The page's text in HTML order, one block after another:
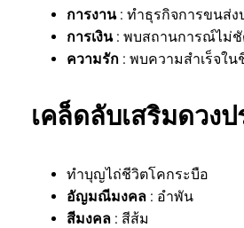
การงาน : ทำธุรกิจการขนส่ง
การเงิน : พบสถานการณ์ไม่ชั
ความรัก : พบความสำเร็จใน
เคล็ดลับเสริมดวง
ทำบุญไถ่ชีวิตโคกระบือ
อัญมณีมงคล : อำพัน
สีมงคล : สีส้ม